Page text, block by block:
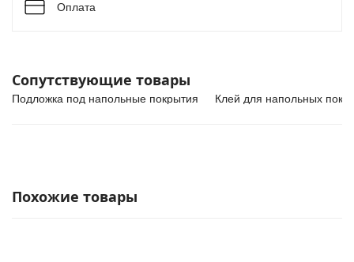
Оплата
Сопутствующие товары
Подложка под напольные покрытия Клей для напольных
Похожие товары